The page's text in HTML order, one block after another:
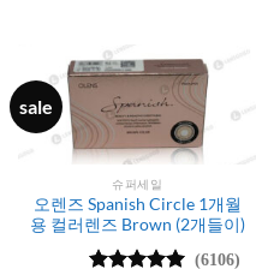
sale
슈퍼세일
오렌즈 Spanish Circle 1개월
용 컬러렌즈 Brown (2개들이)
(6106)